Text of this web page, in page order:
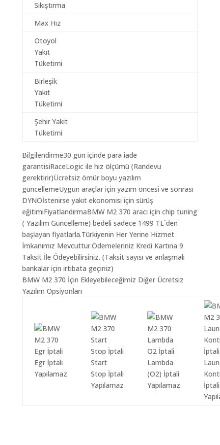
Sıkıştırma
Max Hız
Otoyol
Yakıt
Tüketimi
Birleşik
Yakıt
Tüketimi
Şehir Yakıt
Tüketimi
Bilgilendirme30 gun içinde para iade
garantisiRaceLogic ile hız ölçümü (Randevu
gerektirir)Ücretsiz ömür boyu yazılım
güncellemeUygun araçlar için yazım öncesi ve sonrası
DYNOİstenirse yakıt ekonomisi için sürüş
eğitimiFiyatlandırmaBMW M2 370 aracı için chip tuning
( Yazılım Güncelleme) bedeli sadece 1499 TL`den
başlayan fiyatlarla.Türkiyenin Her Yerine Hizmet
İmkanımız Mevcuttur.Ödemeleriniz Kredi Kartına 9
Taksit İle Ödeyebilirsiniz. (Taksit sayısı ve anlaşmalı
bankalar için irtibata geçiniz)
BMW M2 370 İçin Ekleyebileceğimiz Diğer Ücretsiz
Yazılım Opsiyonları
Egr İptali
Yapılamaz
Start
Stop İptali
Yapılamaz
Lambda
(O2) İptali
Yapılamaz
İptali